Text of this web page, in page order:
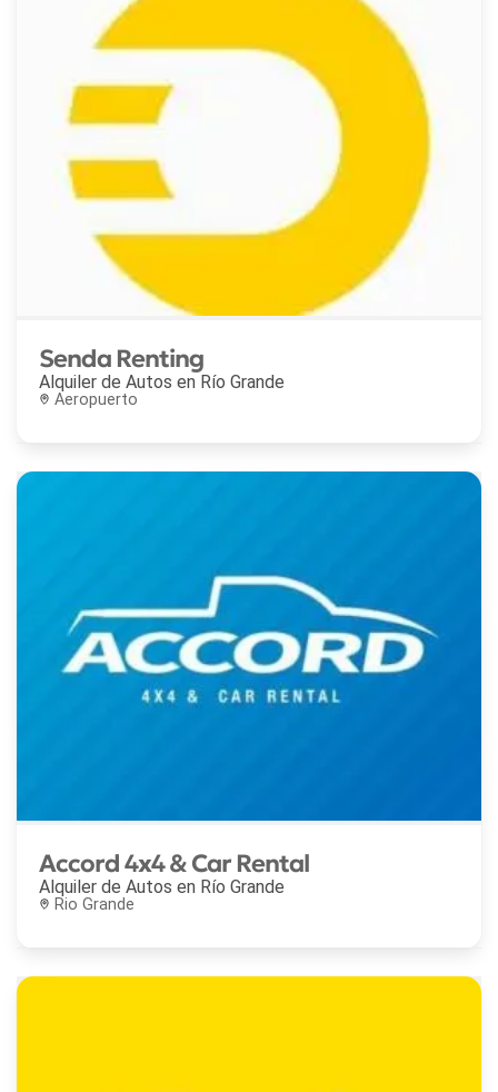
Senda Renting
Alquiler de Autos en Río Grande
Aeropuerto
Accord 4x4 & Car Rental
Alquiler de Autos en Río Grande
Rio Grande